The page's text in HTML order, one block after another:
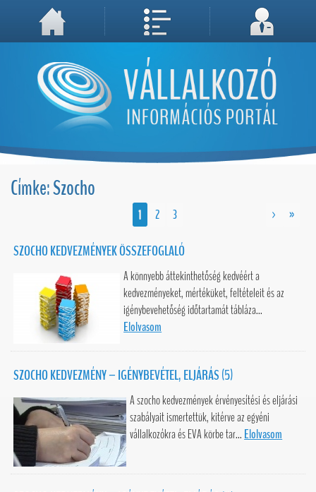
A weboldal használatával Ön elfogadja, hogy Cookie-kat (sütiket) tároljunk számítógépén. A sütik a weboldal megfelelő működéséhez
Megértettem, folytatás...
Címke: Szocho
1 2 3 > »
SZOCHO KEDVEZMÉNYEK ÖSSZEFOGLALÓ
A könnyebb áttekinthetőség kedvéért a
kedvezményeket, mértéküket, feltételeit és az
igénybevehetőség időtartamát tábláza...
Elolvasom
SZOCHO KEDVEZMÉNY – IGÉNYBEVÉTEL, ELJÁRÁS (5)
A szocho kedvezmények érvényesítési és eljárási
szabályait ismertettük, kitérve az egyéni
vállalkozókra és EVA körbe tar... Elolvasom